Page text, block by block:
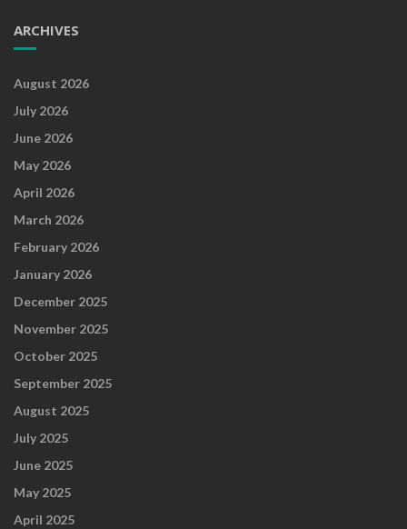
ARCHIVES
August 2026
July 2026
June 2026
May 2026
April 2026
March 2026
February 2026
January 2026
December 2025
November 2025
October 2025
September 2025
August 2025
July 2025
June 2025
May 2025
April 2025